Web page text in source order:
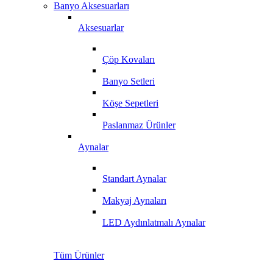
Banyo Aksesuarları
Aksesuarlar
Çöp Kovaları
Banyo Setleri
Köşe Sepetleri
Paslanmaz Ürünler
Aynalar
Standart Aynalar
Makyaj Aynaları
LED Aydınlatmalı Aynalar
Tüm Ürünler